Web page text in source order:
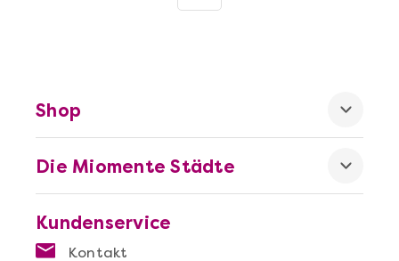
Kundenservice
Kontakt
Die Miomente Städte
Shop